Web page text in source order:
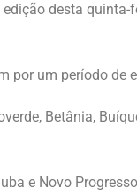
desta quinta-
por um período de
Betânia,
e Novo